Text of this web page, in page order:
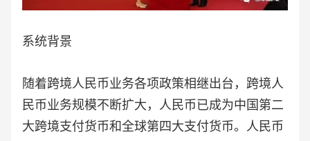
系统背景
随着跨境人民币业务各项政策相继出台，跨境人
民币业务规模不断扩大，人民币已成为中国第二
大跨境支付货币和全球第四大支付货币。人民币